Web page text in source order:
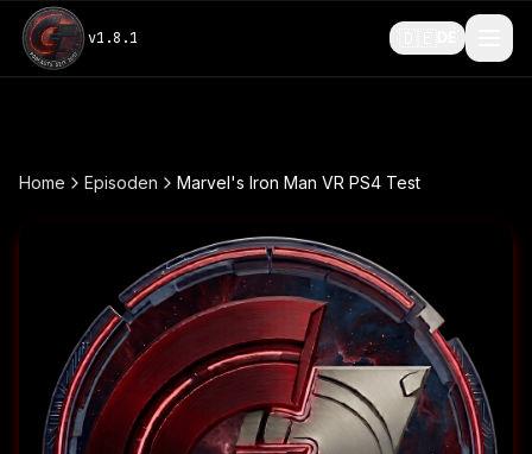
v1.8.1
Home Episoden Marvel's Iron Man VR PS4 Test